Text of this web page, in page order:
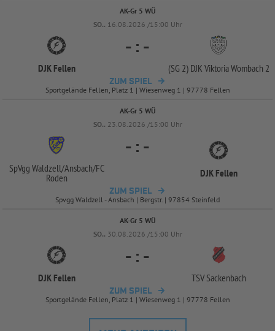
AK-Gr 5 WÜ
SO.. 16.08.2026 /15:00 Uhr
DJK Fellen
- : -
(SG 2) DJK Viktoria Wombach 2
ZUM SPIEL
Sportgelände Fellen, Platz 1 | Wiesenweg 1 | 97778 Fellen
AK-Gr 5 WÜ
SO.. 23.08.2026 /15:00 Uhr
SpVgg Waldzell/Ansbach/FC
Roden
- : -
DJK Fellen
ZUM SPIEL
Spvgg Waldzell - Ansbach | Bergstr. | 97854 Steinfeld
AK-Gr 5 WÜ
SO.. 30.08.2026 /15:00 Uhr
DJK Fellen
- : -
TSV Sackenbach
ZUM SPIEL
Sportgelände Fellen, Platz 1 | Wiesenweg 1 | 97778 Fellen